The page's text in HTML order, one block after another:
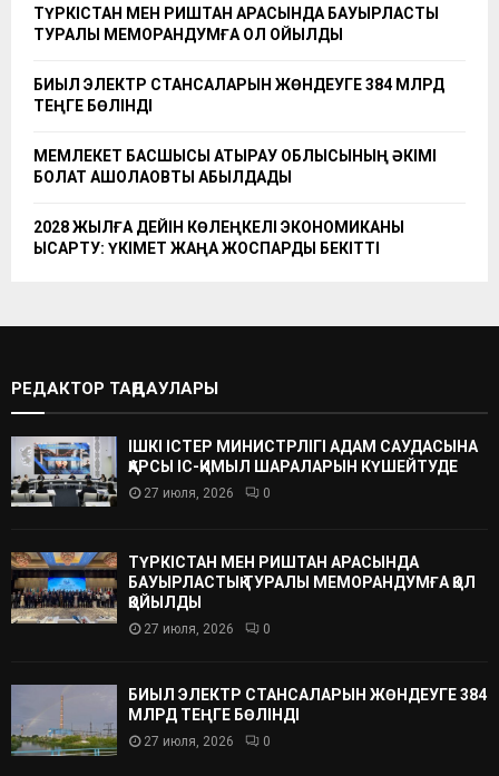
ТҮРКІСТАН МЕН РИШТАН АРАСЫНДА БАУЫРЛАСТЫҚ
ТУРАЛЫ МЕМОРАНДУМҒА ҚОЛ ҚОЙЫЛДЫ
БИЫЛ ЭЛЕКТР СТАНСАЛАРЫН ЖӨНДЕУГЕ 384 МЛРД
ТЕҢГЕ БӨЛІНДІ
МЕМЛЕКЕТ БАСШЫСЫ АТЫРАУ ОБЛЫСЫНЫҢ ӘКІМІ
БОЛАТ АҚШОЛАҚОВТЫ ҚАБЫЛДАДЫ
2028 ЖЫЛҒА ДЕЙІН КӨЛЕҢКЕЛІ ЭКОНОМИКАНЫ
ҚЫСҚАРТУ: ҮКІМЕТ ЖАҢА ЖОСПАРДЫ БЕКІТТІ
РЕДАКТОР ТАҢДАУЛАРЫ
ІШКІ ІСТЕР МИНИСТРЛІГІ АДАМ САУДАСЫНА
ҚАРСЫ ІС-ҚИМЫЛ ШАРАЛАРЫН КҮШЕЙТУДЕ
27 июля, 2026 0
ТҮРКІСТАН МЕН РИШТАН АРАСЫНДА
БАУЫРЛАСТЫҚ ТУРАЛЫ МЕМОРАНДУМҒА ҚОЛ
ҚОЙЫЛДЫ
27 июля, 2026 0
БИЫЛ ЭЛЕКТР СТАНСАЛАРЫН ЖӨНДЕУГЕ 384
МЛРД ТЕҢГЕ БӨЛІНДІ
27 июля, 2026 0